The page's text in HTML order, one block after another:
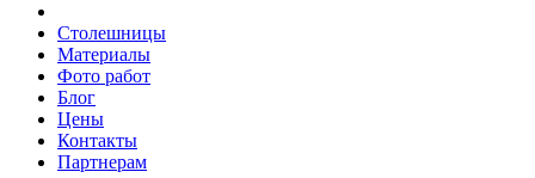
Столешницы
Материалы
Фото работ
Блог
Цены
Контакты
Партнерам